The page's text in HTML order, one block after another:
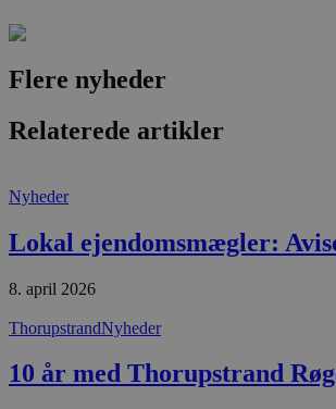
Flere nyheder
Relaterede artikler
Nyheder
Lokal ejendomsmægler:
8. april 2026
ThorupstrandNyheder
10 år med Thorupstrand